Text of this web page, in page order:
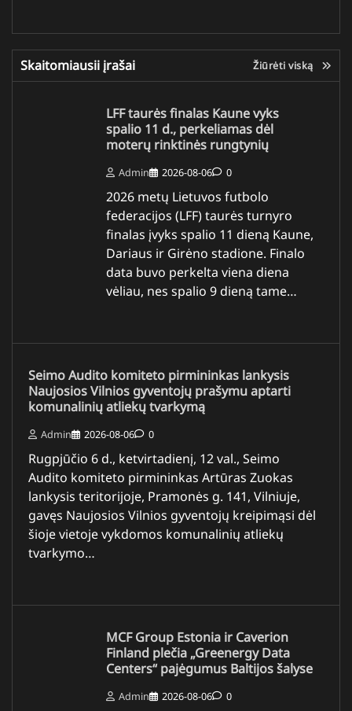
Skaitomiausii įrašai Žiūrėti viską
LFF taurės finalas Kaune vyks
spalio 11 d., perkeliamas dėl
moterų rinktinės rungtynių
Admin 2026-08-06 0
2026 metų Lietuvos futbolo
federacijos (LFF) taurės turnyro
finalas įvyks spalio 11 dieną Kaune,
Dariaus ir Girėno stadione. Finalo
data buvo perkelta viena diena
vėliau, nes spalio 9 dieną tame…
Seimo Audito komiteto pirmininkas lankysis
Naujosios Vilnios gyventojų prašymu aptarti
komunalinių atliekų tvarkymą
Admin 2026-08-06 0
Rugpjūčio 6 d., ketvirtadienį, 12 val., Seimo
Audito komiteto pirmininkas Artūras Zuokas
lankysis teritorijoje, Pramonės g. 141, Vilniuje,
gavęs Naujosios Vilnios gyventojų kreipimąsi dėl
šioje vietoje vykdomos komunalinių atliekų
tvarkymo…
MCF Group Estonia ir Caverion
Finland plečia „Greenergy Data
Centers“ pajėgumus Baltijos šalyse
Admin 2026-08-06 0